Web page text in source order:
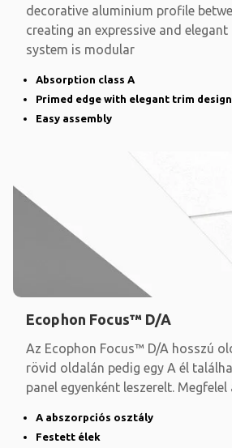
decorative aluminium profile
creating an expressive and elegant
system is modular
Absorption class A
Primed edge with elegant trim design
Easy assembly
Ecophon Focus™ D/A
Az Ecophon Focus™ D/A hosszú
rövid oldalán pedig egy A él
panel egyenként leszerelt.
A abszorpciós osztály
Festett élek